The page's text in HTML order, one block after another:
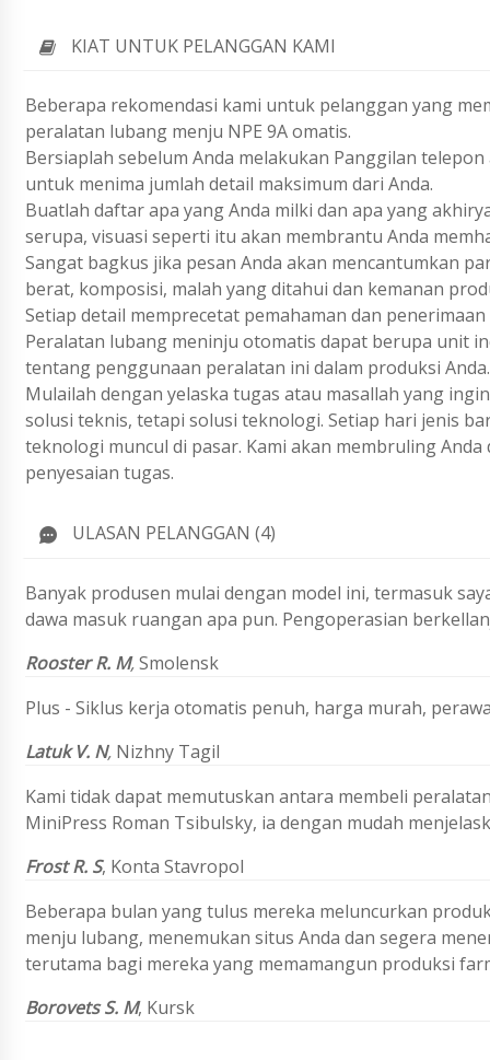
KIAT UNTUK PELANGGAN KAMI
Beberapa rekomendasi kami untuk pelanggan yang
peralatan lubang menju NPE 9A omatis.
Bersiaplah sebelum Anda melakukan Panggilan
untuk menima jumlah detail maksimum dari Anda.
Buatlah daftar apa yang Anda milki dan apa yang
serupa, visuasi seperti itu akan membrantu Anda
Sangat bagkus jika pesan Anda akan mencantumkan
berat, komposisi, malah yang ditahui dan kemanan
Setiap detail memprecetat pemahaman dan
Peralatan lubang meninju otomatis dapat berupa unit
tentang penggunaan peralatan ini dalam produksi Anda.
Mulailah dengan yelaska tugas atau masallah yang
solusi teknis, tetapi solusi teknologi. Setiap hari jenis
teknologi muncul di pasar. Kami akan membruling
penyesaian tugas.
ULASAN PELANGGAN (4)
Banyak produsen mulai dengan model ini, termasuk
dawa masuk ruangan apa pun. Pengoperasian
Rooster R. M,Smolensk
Plus - Siklus kerja otomatis penuh, harga murah,
Latuk V. N, Nizhny Tagil
Kami tidak dapat memutuskan antara membeli
MiniPress Roman Tsibulsky, ia dengan mudah
Frost R. S, Konta Stavropol
Beberapa bulan yang tulus mereka meluncurkan
menju lubang, menemukan situs Anda dan segera
terutama bagi mereka yang memamangun produksi
Borovets S. M, Kursk